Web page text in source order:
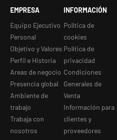
EMPRESA
Equipo Ejecutivo
Personal
Objetivo y Valores
Perfil e Historia
Areas de negocio
Presencia global
Ambiente de
trabajo
Trabaja con
nosotros
INFORMACIÓN
Política de
cookies
Política de
privacidad
Condiciones
Generales de
Venta
Información para
clientes y
proveedores